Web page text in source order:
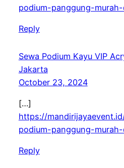
podium-panggung-
Reply
Sewa Podium Kayu VIP
Jakarta
October 23, 2024
[…]
https://
podium-panggung-
Reply